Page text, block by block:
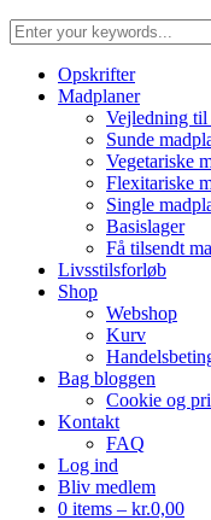
Opskrifter
Madplaner
Vejledning til
Sunde
Vegetariske
Flexitariske
Single
Basislager
Få tilsendt
Livsstilsforløb
Shop
Webshop
Kurv
Bag bloggen
Cookie og
Kontakt
FAQ
Log ind
Bliv medlem
0 items – kr.0,00